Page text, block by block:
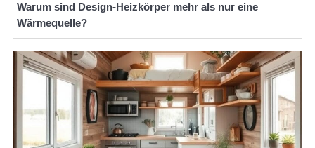
Warum sind Design-Heizkörper mehr als nur eine
Wärmequelle?